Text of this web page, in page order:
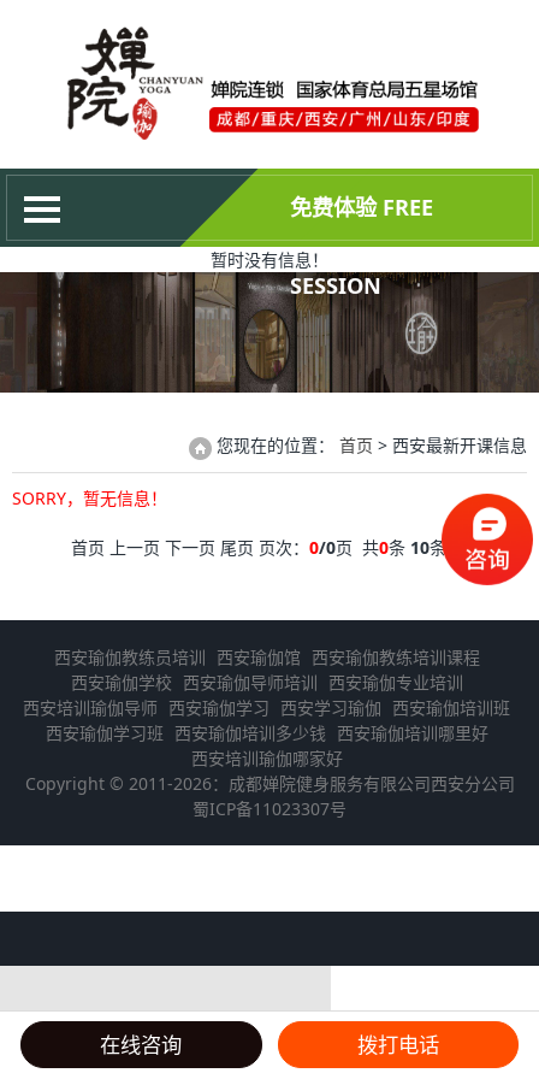
关于婵院
最新动态
培训中心
合作共赢
权威证书
联系我们
免费体验 FREE
SESSION
暂时没有信息！
您现在的位置： 首页 > 西安最新开课信息
SORRY，暂无信息！
首页 上一页 下一页 尾页 页次： 0/0页 共0条 10条/页
西安瑜伽教练员培训 西安瑜伽馆 西安瑜伽教练培训课程
西安瑜伽学校 西安瑜伽导师培训 西安瑜伽专业培训
西安培训瑜伽导师 西安瑜伽学习 西安学习瑜伽 西安瑜伽培训班
西安瑜伽学习班 西安瑜伽培训多少钱 西安瑜伽培训哪里好
西安培训瑜伽哪家好
Copyright © 2011-2026：成都婵院健身服务有限公司西安分公司
蜀ICP备11023307号
首页 动态 课程 联系
报1名热线：029-89581919 体验线下公开课：
蜀ICP备11023307号-4
在线咨询 拨打电话